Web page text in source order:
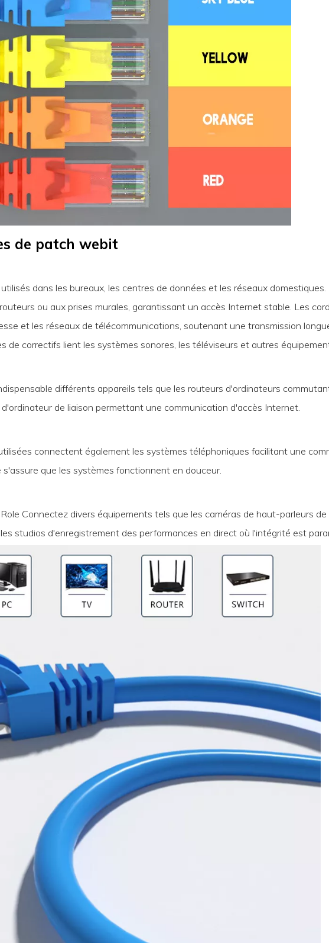
de patch webit
dans les bureaux, les centres de données et les réseaux
ou aux prises murales, garantissant un accès Internet stable. Les
et les réseaux de télécommunications, soutenant une transmission
de correctifs lient les systèmes sonores, les téléviseurs et autres
différents appareils tels que les routeurs d'ordinateurs
de liaison permettant une communication d'accès Internet.
connectent également les systèmes téléphoniques facilitant une
que les systèmes fonctionnent en douceur.
Connectez divers équipements tels que les caméras de haut-parleurs
studios d'enregistrement des performances en direct où l'intégrité est